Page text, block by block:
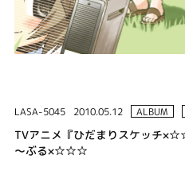
LASA-5045 2010.05.12 ALBUM
TVアニメ『ひだまりスケッチ
～ぶる×☆☆☆